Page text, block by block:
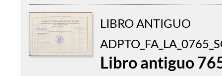
LIBRO ANTIGUO
Libro antiguo